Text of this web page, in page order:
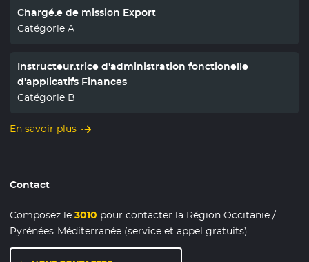
Chargé.e de mission Export
Catégorie A
Instructeur.trice d'administration fonctionelle
d'applicatifs Finances
Catégorie B
En savoir plus
Contact
Composez le3010 pour contacter la Région Occitanie /
Pyrénées-Méditerranée (service et appel gratuits)